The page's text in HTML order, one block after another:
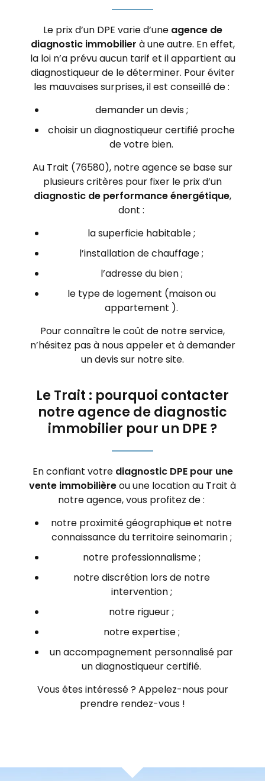
Le prix d’un DPE varie d’uneagence de
diagnostic immobilier à une autre. En effet,
la loi n’a prévu aucun tarif et il appartient au
diagnostiqueur de le déterminer. Pour éviter
les mauvaises surprises, il est conseillé de :
demander un devis ;
choisir un diagnostiqueur certifié proche
de votre bien.
Au Trait (76580), notre agence se base sur
plusieurs critères pour fixer le prix d’un
diagnostic de performance énergétique,
dont :
la superficie habitable ;
l’installation de chauffage ;
l’adresse du bien ;
le type de logement (maison ou
appartement ).
Pour connaître le coût de notre service,
n’hésitez pas à nous appeler et à demander
un devis sur notre site.
Le Trait : pourquoi contacter
notre agence de diagnostic
immobilier pour un DPE ?
En confiant votre diagnostic DPE pour une
vente immobilièreou une location au Trait à
notre agence, vous profitez de :
notre proximité géographique et notre
connaissance du territoire seinomarin ;
notre professionnalisme ;
notre discrétion lors de notre
intervention ;
notre rigueur ;
notre expertise ;
un accompagnement personnalisé par
un diagnostiqueur certifié.
Vous êtes intéressé ? Appelez-nous pour
prendre rendez-vous !